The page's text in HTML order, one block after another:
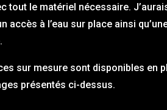
tout le matériel nécessaire.
accès à l’eau sur place ainsi
sur mesure sont disponibles en
présentés ci-dessus.